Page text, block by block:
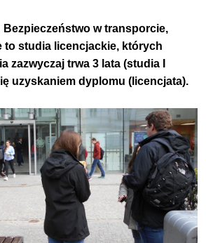
w transporcie,
to studia licencjackie, których
zazwyczaj trwa3 lata (studia I
uzyskaniem dyplomu ( licencjata).